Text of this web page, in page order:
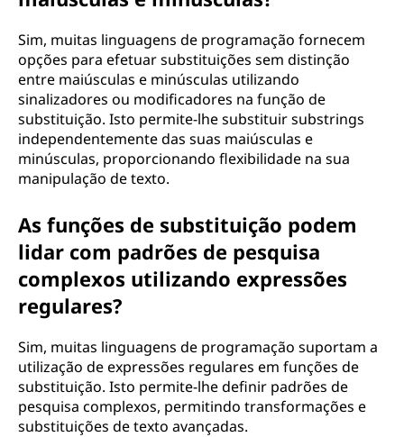
Sim, muitas linguagens de programação fornecem
opções para efetuar substituições sem distinção
entre maiúsculas e minúsculas utilizando
sinalizadores ou modificadores na função de
substituição. Isto permite-lhe substituir substrings
independentemente das suas maiúsculas e
minúsculas, proporcionando flexibilidade na sua
manipulação de texto.
As funções de substituição podem
lidar com padrões de pesquisa
complexos utilizando expressões
regulares?
Sim, muitas linguagens de programação suportam a
utilização de expressões regulares em funções de
substituição. Isto permite-lhe definir padrões de
pesquisa complexos, permitindo transformações e
substituições de texto avançadas.